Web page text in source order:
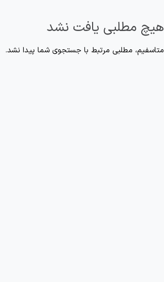
هیچ مطلبی یافت نشد
متاسفیم، مطلبی مرتبط با جستجوی شما پیدا نشد.